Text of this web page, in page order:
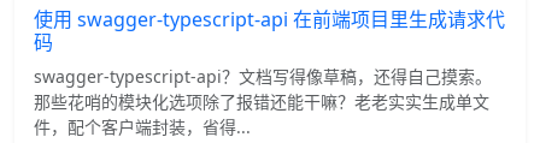
使用 swagger-typescript-api 在前端项目里生成请求代
码
swagger-typescript-api？文档写得像草稿，还得自己摸索。
那些花哨的模块化选项除了报错还能干嘛？老老实实生成单文
件，配个客户端封装，省得...